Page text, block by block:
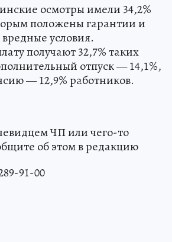
осмотры имели 34,2%
положены гарантии и
условия.
получают 32,7% таких
отпуск — 14,1%,
— 12,9% работников.
ЧП или чего-то
об этом в редакцию
91-00